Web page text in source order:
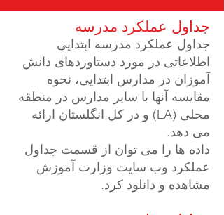
جداول عملکرد مدرسه
جداول عملکرد مدرسه ابتدایی
اطلاعاتی در مورد دستاوردهای دانش
آموزان در مدارس ابتدایی، نحوه
مقایسه آنها با سایر مدارس در منطقه
محلی (LA) و در کل انگلستان ارائه
می دهد.
داده ها را می توان از قسمت جداول
عملکرد وب سایت وزارت آموزش
مشاهده و دانلود کرد.